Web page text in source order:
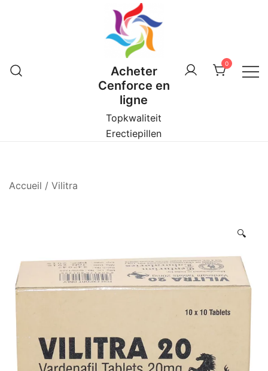
Acheter
Cenforce en
ligne
Topkwaliteit
Erectiepillen
0
Accueil / Vilitra
🔍